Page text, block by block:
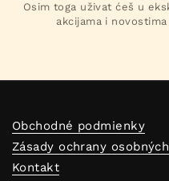
Osim toga uživat ćeš u
akcijama i
Obchodné podmienky
Zásady ochrany
Kontakt